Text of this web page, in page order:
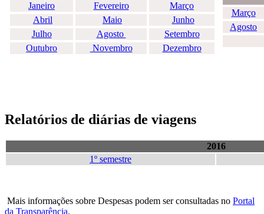
Janeiro
Fevereiro
Março
Abril
Maio
Junho
Julho
Agosto
Setembro
Outubro
Novembro Dezembro
Março
Agosto
Relatórios de diárias de viagens
2016
1º semestre
Mais informações sobre Despesas podem ser consultadas no Portal
da Transparência.